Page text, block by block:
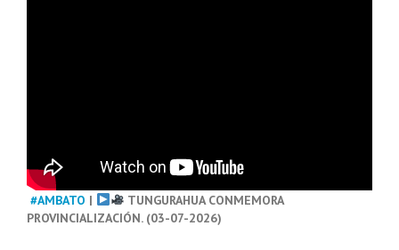
#AMBATO |
TUNGURAHUA CONMEMORA
PROVINCIALIZACIÓN. (03-07-2026)